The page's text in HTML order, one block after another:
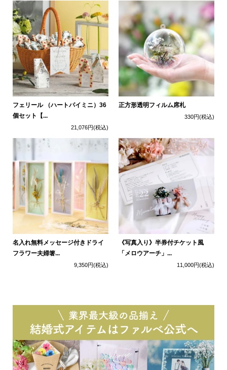
フェリール （ハートパイミニ）36
個セット【...
21,076円(税込)
正方形透明フィルム席札
330円(税込)
名入れ無料メッセージ付きドライ
フラワー夫婦箸...
9,350円(税込)
《写真入り》半券付チケット風
「メロウアーチ」...
11,000円(税込)